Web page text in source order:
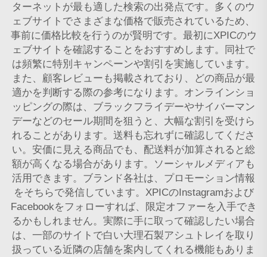
ターネットが最も適した検索の出発点です。多くのウ
ェブサイトでさまざまな価格で販売されているため、
事前に価格比較を行うのが賢明です。最初にXPICのウ
ェブサイトを確認することをおすすめします。同社で
は頻繁に特別キャンペーンや割引を実施しています。
また、顧客レビューも掲載されており、どの商品が最
適かを判断する際の参考になります。オンラインショ
ッピングの際は、ブラックフライデーやサイバーマン
デーなどのセール期間を狙うと、大幅な割引を受けら
れることがあります。送料も忘れずに確認してくださ
い。安価に見える商品でも、配送料が加算されると総
額が高くなる場合があります。ソーシャルメディアも
活用できます。ブランド各社は、プロモーション情報
をそちらで発信しています。XPICのInstagramおよび
Facebookをフォローすれば、限定オファーを入手でき
るかもしれません。実際に手に取って確認したい場合
は、一部のサイトで白い大理石製アシュトレイを取り
扱っている近隣の店舗を案内してくれる機能もありま